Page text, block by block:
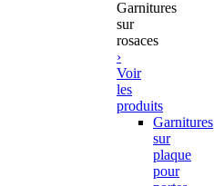
Garnitures
sur
rosaces
›
Voir
les
produits
Garnitures
sur
plaque
pour